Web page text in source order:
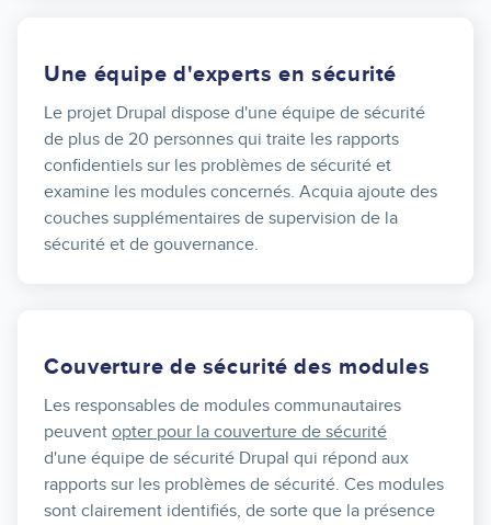
Une équipe d'experts en sécurité
Le projet Drupal dispose d'une équipe de sécurité
de plus de 20 personnes qui traite les rapports
confidentiels sur les problèmes de sécurité et
examine les modules concernés. Acquia ajoute des
couches supplémentaires de supervision de la
sécurité et de gouvernance.
Couverture de sécurité des modules
Les responsables de modules communautaires
peuvent opter pour la couverture de sécurité
d'une équipe de sécurité Drupal qui répond aux
rapports sur les problèmes de sécurité. Ces modules
sont clairement identifiés, de sorte que la présence